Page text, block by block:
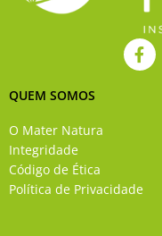
F
a
f
QUEM SOMOS
O Mater Natura
Integridade
Código de Ética
Política de Privacidade